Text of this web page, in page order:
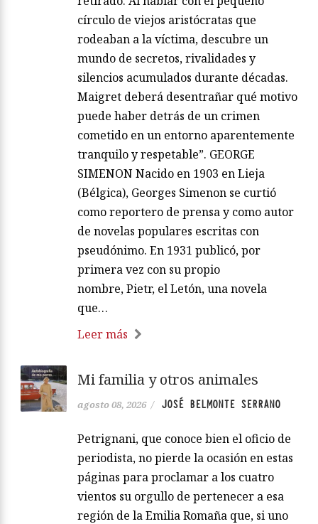
círculo de viejos aristócratas que
rodeaban a la víctima, descubre un
mundo de secretos, rivalidades y
silencios acumulados durante décadas.
Maigret deberá desentrañar qué motivo
puede haber detrás de un crimen
cometido en un entorno aparentemente
tranquilo y respetable”. GEORGE
SIMENON Nacido en 1903 en Lieja
(Bélgica), Georges Simenon se curtió
como reportero de prensa y como autor
de novelas populares escritas con
pseudónimo. En 1931 publicó, por
primera vez con su propio
nombre, Pietr, el Letón, una novela
que…
Leer más
Mi familia y otros animales
agosto 08, 2026 / JOSÉ BELMONTE SERRANO
Petrignani, que conoce bien el oficio de
periodista, no pierde la ocasión en estas
páginas para proclamar a los cuatro
vientos su orgullo de pertenecer a esa
región de la Emilia Romaña que, si uno